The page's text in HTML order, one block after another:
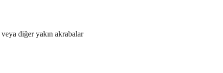
diğer yakın akrabalar